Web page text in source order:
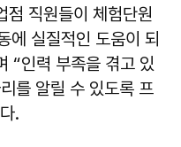
점 직원들이 체험단원
에 실질적인 도움이 되
“인력 부족을 겪고 있
를 알릴 수 있도록 프
.